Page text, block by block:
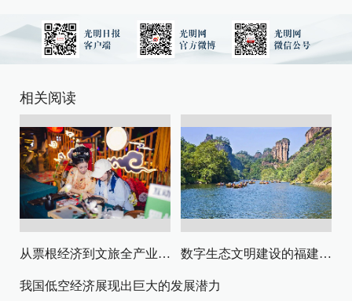
相关阅读
从票根经济到文旅全产业链升级 数字生态文明建设的福建路径与启示
我国低空经济展现出巨大的发展潜力